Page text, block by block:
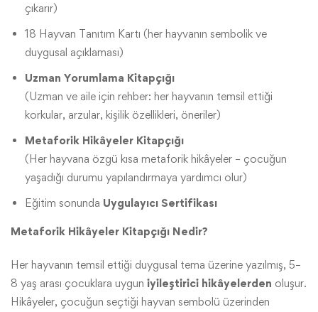
çıkarır)
18 Hayvan Tanıtım Kartı (her hayvanın sembolik ve
duygusal açıklaması)
Uzman Yorumlama Kitapçığı
(Uzman ve aile için rehber: her hayvanın temsil ettiği
korkular, arzular, kişilik özellikleri, öneriler)
Metaforik Hikâyeler Kitapçığı
(Her hayvana özgü kısa metaforik hikâyeler – çocuğun
yaşadığı durumu yapılandırmaya yardımcı olur)
Eğitim sonunda Uygulayıcı Sertifikası
Metaforik Hikâyeler Kitapçığı Nedir?
Her hayvanın temsil ettiği duygusal tema üzerine yazılmış, 5–
8 yaş arası çocuklara uygun iyileştirici hikâyelerden oluşur.
Hikâyeler, çocuğun seçtiği hayvan sembolü üzerinden